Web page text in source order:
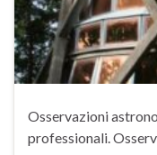
Osservazioni
professionali.